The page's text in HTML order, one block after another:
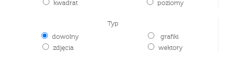
kwadrat
poziomy
Typ
dowolny
zdjęcia
grafiki
wektory